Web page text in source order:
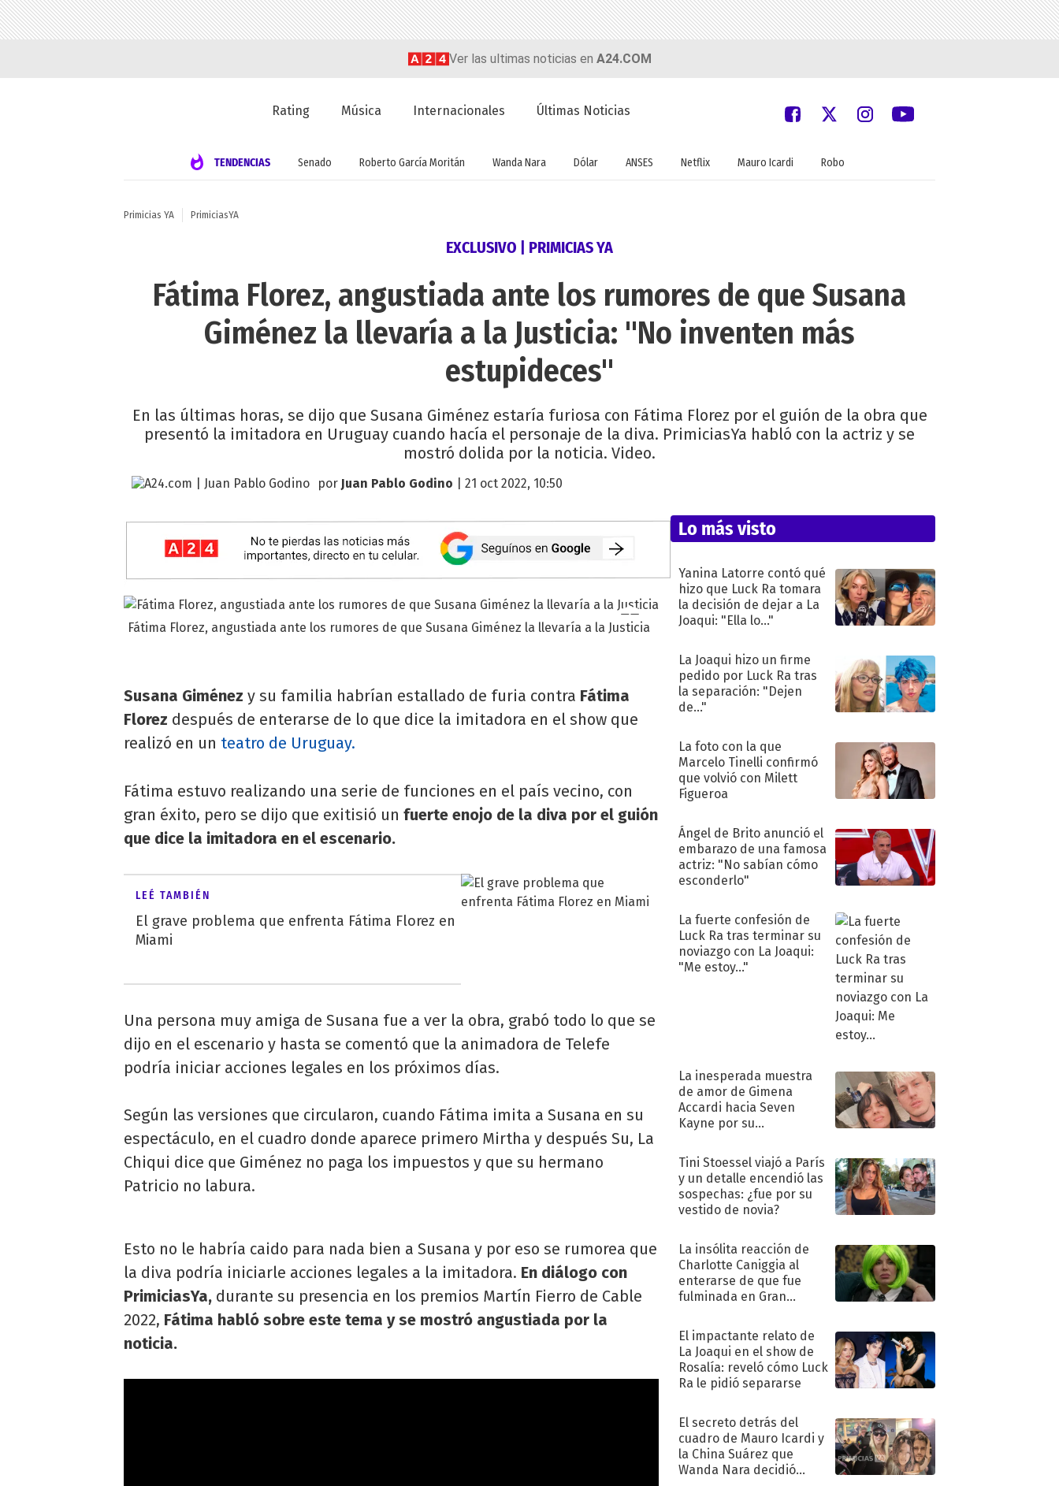
Ver las ultimas noticias en A24.COM
Rating Música Internacionales Últimas Noticias
TENDENCIAS Senado Roberto García Moritán Wanda Nara Dólar ANSES Netflix Mauro Icardi Robo
Primicias YA PrimiciasYA
EXCLUSIVO | PRIMICIAS YA
Fátima Florez, angustiada ante los rumores de que Susana
Giménez la llevaría a la Justicia: "No inventen más
estupideces"
En las últimas horas, se dijo que Susana Giménez estaría furiosa con Fátima Florez por el guión de la obra que
presentó la imitadora en Uruguay cuando hacía el personaje de la diva. PrimiciasYa habló con la actriz y se
mostró dolida por la noticia. Video.
por Juan Pablo Godino | 21 oct 2022, 10:50
Fátima Florez, angustiada ante los rumores de que Susana Giménez la llevaría a la Justicia
Susana Giménez y su familia habrían estallado de furia contra Fátima
Florez después de enterarse de lo que dice la imitadora en el show que
realizó en un teatro de Uruguay.
Fátima estuvo realizando una serie de funciones en el país vecino, con
gran éxito, pero se dijo que exitisió un fuerte enojo de la diva por el guión
que dice la imitadora en el escenario.
LEÉ TAMBIÉN
El grave problema que enfrenta Fátima Florez en
Miami
Una persona muy amiga de Susana fue a ver la obra, grabó todo lo que se
dijo en el escenario y hasta se comentó que la animadora de Telefe
podría iniciar acciones legales en los próximos días.
Según las versiones que circularon, cuando Fátima imita a Susana en su
espectáculo, en el cuadro donde aparece primero Mirtha y después Su, La
Chiqui dice que Giménez no paga los impuestos y que su hermano
Patricio no labura.
Esto no le habría caido para nada bien a Susana y por eso se rumorea que
la diva podría iniciarle acciones legales a la imitadora. En diálogo con
PrimiciasYa, durante su presencia en los premios Martín Fierro de Cable
2022, Fátima habló sobre este tema y se mostró angustiada por la
noticia.
Lo más visto
Yanina Latorre contó qué
hizo que Luck Ra tomara
la decisión de dejar a La
Joaqui: "Ella lo..."
La Joaqui hizo un firme
pedido por Luck Ra tras
la separación: "Dejen
de..."
La foto con la que
Marcelo Tinelli confirmó
que volvió con Milett
Figueroa
Ángel de Brito anunció el
embarazo de una famosa
actriz: "No sabían cómo
esconderlo"
La fuerte confesión de
Luck Ra tras terminar su
noviazgo con La Joaqui:
"Me estoy..."
La inesperada muestra
de amor de Gimena
Accardi hacia Seven
Kayne por su
Tini Stoessel viajó a París
y un detalle encendió las
sospechas: ¿fue por su
vestido de novia?
La insólita reacción de
Charlotte Caniggia al
enterarse de que fue
fulminada en Gran
El impactante relato de
La Joaqui en el show de
Rosalía: reveló cómo Luck
Ra le pidió separarse
El secreto detrás del
cuadro de Mauro Icardi y
la China Suárez que
Wanda Nara decidió